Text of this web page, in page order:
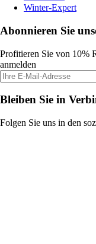
Winter-Expert
Abonnieren Sie
Profitieren Sie von 10%
anmelden
Bleiben Sie in
Folgen Sie uns in den